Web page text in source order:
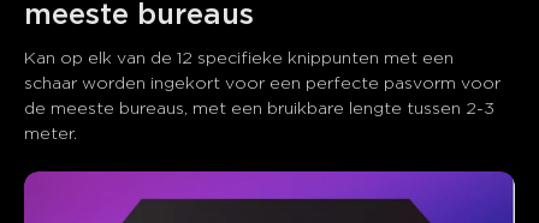
meeste bureaus
Kan op elk van de 12 specifieke knippunten met een
schaar worden ingekort voor een perfecte pasvorm voor
de meeste bureaus, met een bruikbare lengte tussen 2-3
meter.